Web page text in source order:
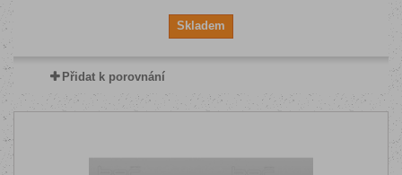
Skladem
Přidat k porovnání